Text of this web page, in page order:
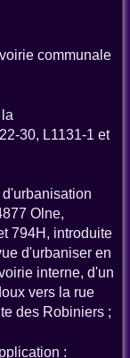
communale
30, L1131-1 et
Olne,
794H, introduite
d'urbaniser en
interne, d'un
vers la rue
des Robiniers ;
: